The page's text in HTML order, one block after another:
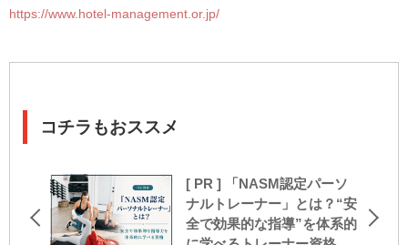
https://www.hotel-management.or.jp/
コチラもおススメ
[ PR ] 「NASM認定パーソ
ナルトレーナー」とは？“安
全で効果的な指導”を体系的